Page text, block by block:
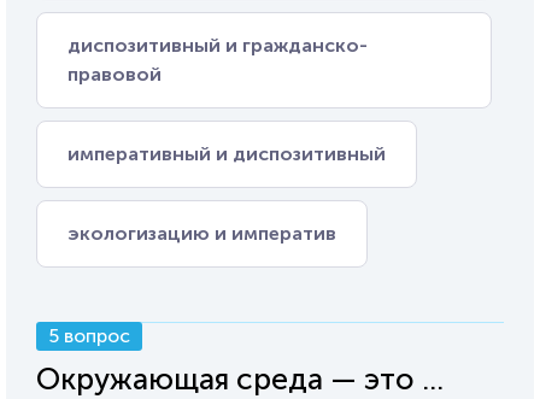
диспозитивный и гражданско-
правовой
императивный и диспозитивный
экологизацию и императив
5 вопрос
Окружающая среда — это ...